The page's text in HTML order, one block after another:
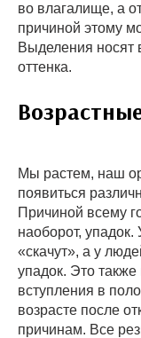
во влагалище, а
причиной этому
Выделения носят
оттенка.
Мы растем, наш
появиться
Причиной всему
наоборот,
«скачут», а у
упадок. Это
вступления в
возрасте после
причинам. Все